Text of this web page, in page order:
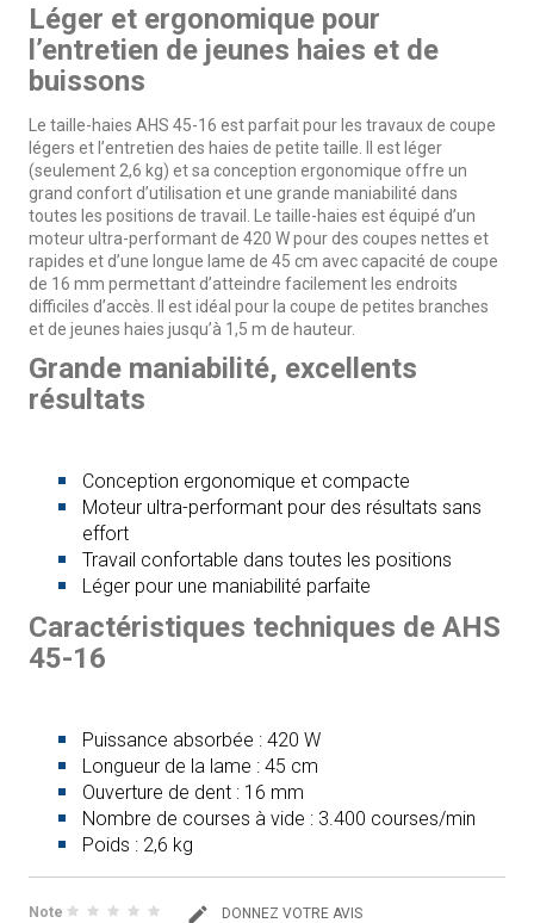
Léger et ergonomique pour
l’entretien de jeunes haies et de
buissons
Le taille-haies AHS 45-16 est parfait pour les travaux de coupe
légers et l’entretien des haies de petite taille. Il est léger
(seulement 2,6 kg) et sa conception ergonomique offre un
grand confort d’utilisation et une grande maniabilité dans
toutes les positions de travail. Le taille-haies est équipé d’un
moteur ultra-performant de 420 W pour des coupes nettes et
rapides et d’une longue lame de 45 cm avec capacité de coupe
de 16 mm permettant d’atteindre facilement les endroits
difficiles d’accès. Il est idéal pour la coupe de petites branches
et de jeunes haies jusqu’à 1,5 m de hauteur.
Grande maniabilité, excellents
résultats
Conception ergonomique et compacte
Moteur ultra-performant pour des résultats sans
effort
Travail confortable dans toutes les positions
Léger pour une maniabilité parfaite
Caractéristiques techniques de AHS
45-16
Puissance absorbée : 420 W
Longueur de la lame : 45 cm
Ouverture de dent : 16 mm
Nombre de courses à vide : 3.400 courses/min
Poids : 2,6 kg
Note DONNEZ VOTRE AVIS